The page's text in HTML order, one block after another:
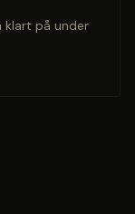
klart på under